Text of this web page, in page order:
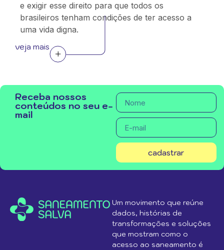
e exigir esse direito para que todos os
brasileiros tenham condições de ter acesso a
uma vida digna.
veja mais
Receba nossos
conteúdos no seu e-
mail
cadastrar
Um movimento que reúne
dados, histórias de
transformações e soluções
que mostram como o
acesso ao saneamento é